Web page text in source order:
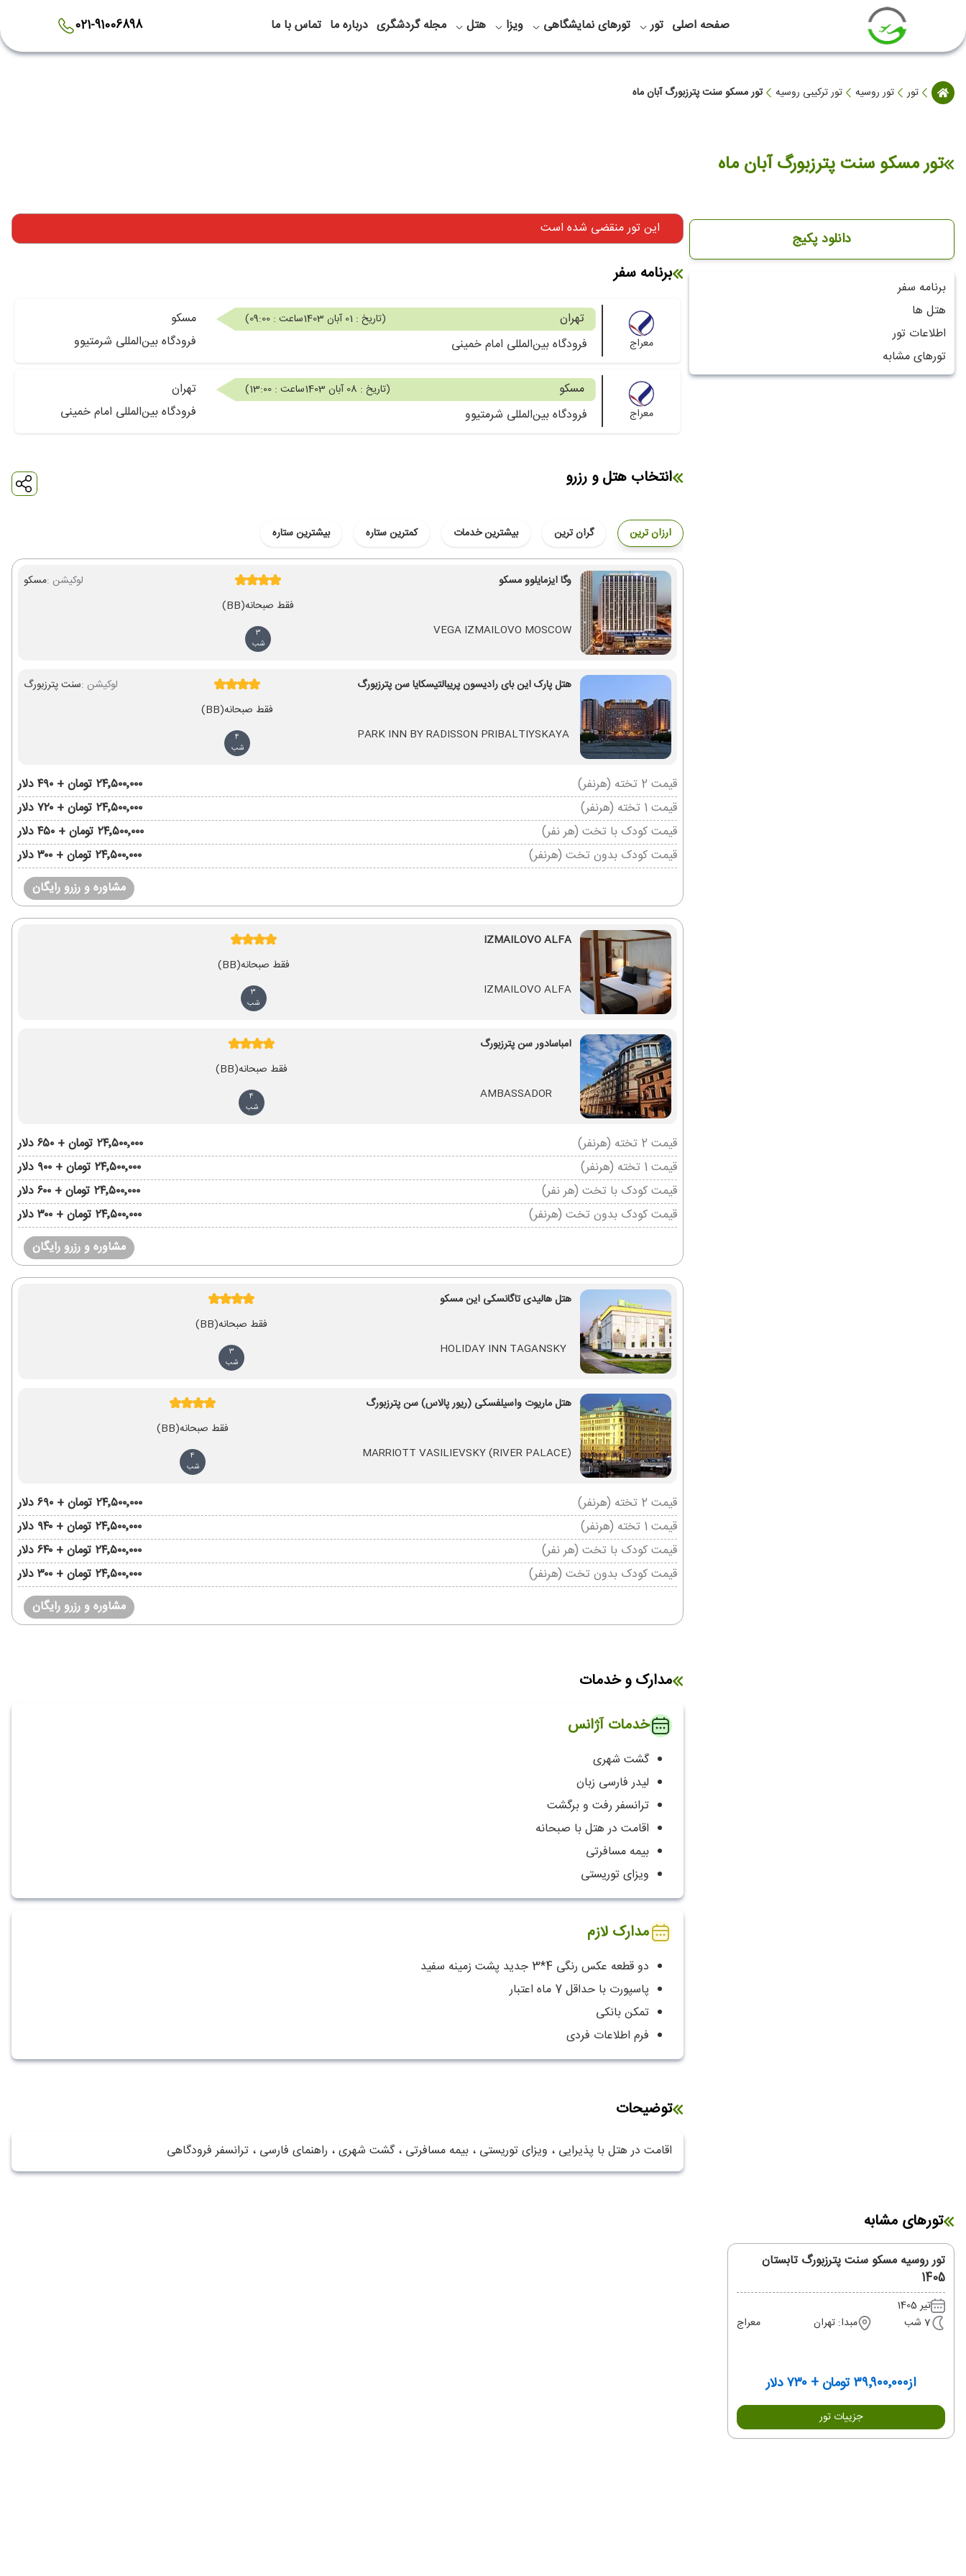
صفحه اصلی تور تورهای نمایشگاهی ویزا هتل مجله گردشگری درباره ما تماس با ما 021-91006898
تور تور روسیه تور ترکیبی روسیه تور مسکو سنت پترزبورگ آبان ماه
تور مسکو سنت پترزبورگ آبان ماه
دانلود پکیج
برنامه سفر
هتل ها
اطلاعات تور
تورهای مشابه
این تور منقضی شده است
برنامه سفر
معراج
تهران (تاریخ : 01 آبان 1403 ساعت : 09:00 )
فرودگاه بین‌المللی امام خمینی
مسکو
فرودگاه بین‌المللی شرمتیوو
معراج
مسکو (تاریخ : 08 آبان 1403 ساعت : 13:00 )
فرودگاه بین‌المللی شرمتیوو
تهران
فرودگاه بین‌المللی امام خمینی
انتخاب هتل و رزرو
ارزان ترین گران ترین بیشترین خدمات کمترین ستاره بیشترین ستاره
وگا ایزمایلوو مسکو
VEGA IZMAILOVO MOSCOW
فقط صبحانه(BB)
3
شب
لوکیشن :مسکو
هتل پارک این بای رادیسون پریبالتیسکایا سن پترزبورگ
PARK INN BY RADISSON PRIBALTIYSKAYA
فقط صبحانه(BB)
4
شب
لوکیشن :سنت پترزبورگ
قیمت 2 تخته (هرنفر)
۲۴٬۵۰۰٬۰۰۰ تومان + ۴۹۰ دلار
قیمت 1 تخته (هرنفر)
۲۴٬۵۰۰٬۰۰۰ تومان + ۷۲۰ دلار
قیمت کودک با تخت (هر نفر)
۲۴٬۵۰۰٬۰۰۰ تومان + ۴۵۰ دلار
قیمت کودک بدون تخت (هرنفر)
۲۴٬۵۰۰٬۰۰۰ تومان + ۳۰۰ دلار
مشاوره و رزرو رایگان
IZMAILOVO ALFA
IZMAILOVO ALFA
فقط صبحانه(BB)
3
شب
امباسادور سن پترزبورگ
AMBASSADOR
فقط صبحانه(BB)
4
شب
قیمت 2 تخته (هرنفر)
۲۴٬۵۰۰٬۰۰۰ تومان + ۶۵۰ دلار
قیمت 1 تخته (هرنفر)
۲۴٬۵۰۰٬۰۰۰ تومان + ۹۰۰ دلار
قیمت کودک با تخت (هر نفر)
۲۴٬۵۰۰٬۰۰۰ تومان + ۶۰۰ دلار
قیمت کودک بدون تخت (هرنفر)
۲۴٬۵۰۰٬۰۰۰ تومان + ۳۰۰ دلار
مشاوره و رزرو رایگان
هتل هالیدی تاگانسکی این مسکو
HOLIDAY INN TAGANSKY
فقط صبحانه(BB)
3
شب
هتل ماریوت واسیلفسکی (ریور پالاس) سن پترزبورگ
MARRIOTT VASILIEVSKY (RIVER PALACE)
فقط صبحانه(BB)
4
شب
قیمت 2 تخته (هرنفر)
۲۴٬۵۰۰٬۰۰۰ تومان + ۶۹۰ دلار
قیمت 1 تخته (هرنفر)
۲۴٬۵۰۰٬۰۰۰ تومان + ۹۴۰ دلار
قیمت کودک با تخت (هر نفر)
۲۴٬۵۰۰٬۰۰۰ تومان + ۶۴۰ دلار
قیمت کودک بدون تخت (هرنفر)
۲۴٬۵۰۰٬۰۰۰ تومان + ۳۰۰ دلار
مشاوره و رزرو رایگان
مدارک و خدمات
خدمات آژانس
گشت شهری
لیدر فارسی زبان
ترانسفر رفت و برگشت
اقامت در هتل با صبحانه
بیمه مسافرتی
ویزای توریستی
مدارک لازم
دو قطعه عکس رنگی 4*3 جدید پشت زمینه سفید
پاسپورت با حداقل 7 ماه اعتبار
تمکن بانکی
فرم اطلاعات فردی
توضیحات
اقامت در هتل با پذیرایی ، ویزای توریستی ، بیمه مسافرتی ، گشت شهری ، راهنمای فارسی ، ترانسفر فرودگاهی
تورهای مشابه
تور روسیه مسکو سنت پترزبورگ تابستان
1405
تیر 1405
7 شب
مبدا: تهران معراج
از۳۹٬۹۰۰٬۰۰۰ تومان + ۷۳۰ دلار
جزییات تور